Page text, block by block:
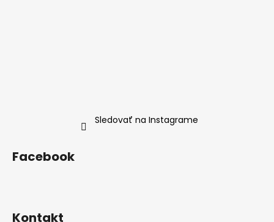
Sledovať na Instagrame
Facebook
Kontakt